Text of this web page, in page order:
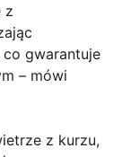
z
co gwarantuje
– mówi
z kurzu,